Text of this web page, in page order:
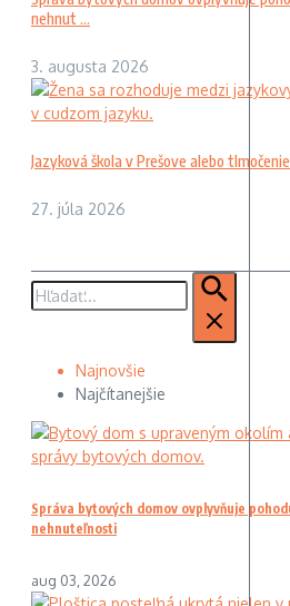
nehnut ...
3. augusta 2026
Jazyková škola v Prešove alebo
27. júla 2026
Hľadať:
Najnovšie
Najčítanejšie
Správa bytových domov ovplyvňuje
nehnuteľnosti
aug 03, 2026